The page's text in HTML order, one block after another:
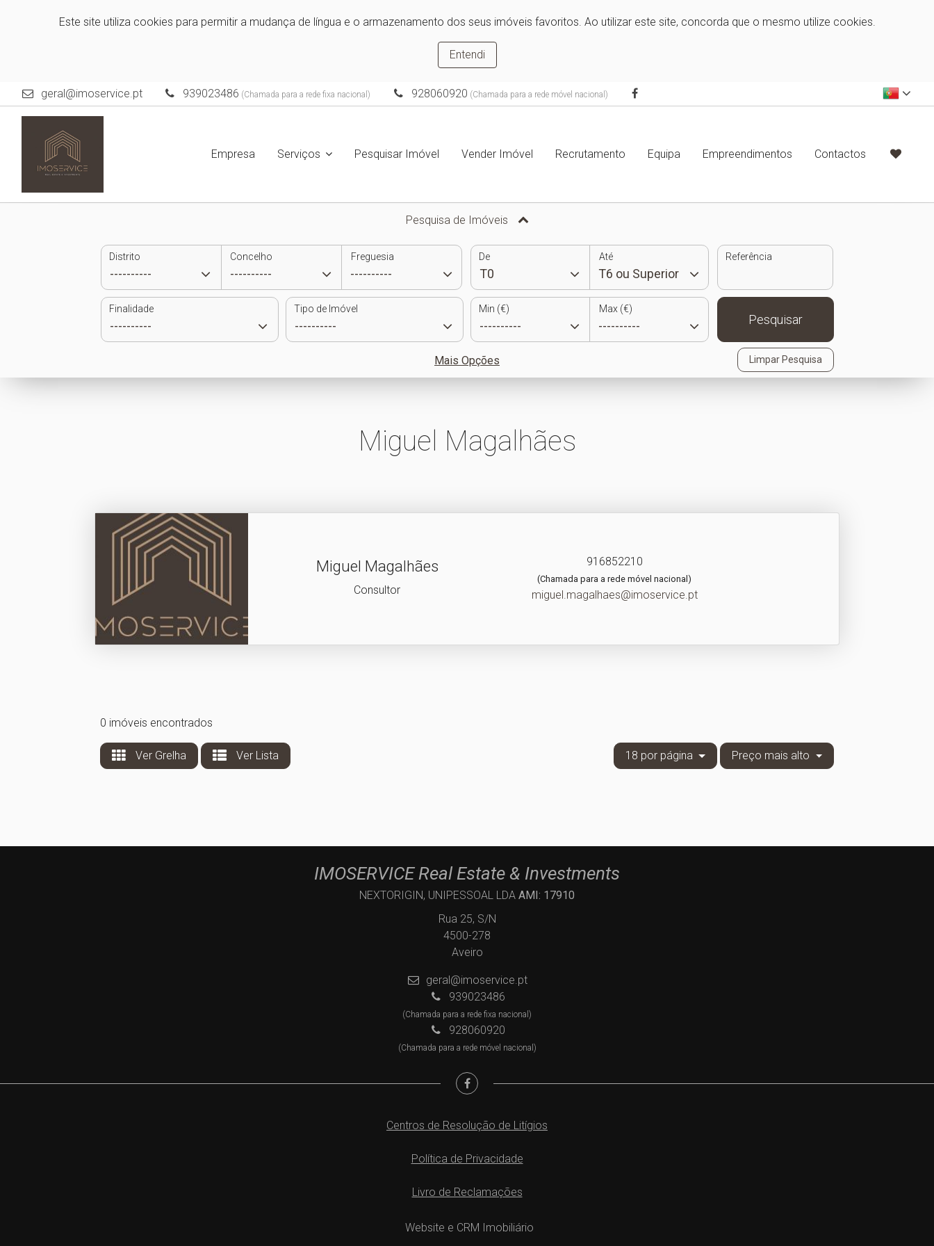
Este site utiliza cookies para permitir a mudança de língua e o armazenamento dos seus imóveis favoritos. Ao utilizar este site, concorda que o mesmo utilize cookies.
Entendi
geral@imoservice.pt 939023486 (Chamada para a rede fixa nacional) 928060920 (Chamada para a rede móvel nacional)
Empresa Serviços Pesquisar Imóvel Vender Imóvel Recrutamento Equipa Empreendimentos Contactos
Pesquisa de Imóveis
Distrito Concelho Freguesia De Até Referência
Finalidade Tipo de Imóvel Min (€) Max (€)
Pesquisar
Mais Opções Limpar Pesquisa
Miguel Magalhães
Miguel Magalhães
Consultor
916852210
(Chamada para a rede móvel nacional)
miguel.magalhaes@imoservice.pt
0 imóveis encontrados
Ver Grelha Ver Lista 18 por página Preço mais alto
IMOSERVICE Real Estate & Investments
NEXTORIGIN, UNIPESSOAL LDA AMI: 17910
Rua 25, S/N
4500-278
Aveiro
geral@imoservice.pt
939023486
(Chamada para a rede fixa nacional)
928060920
(Chamada para a rede móvel nacional)
Centros de Resolução de Litígios
Política de Privacidade
Livro de Reclamações
Website e CRM Imobiliário